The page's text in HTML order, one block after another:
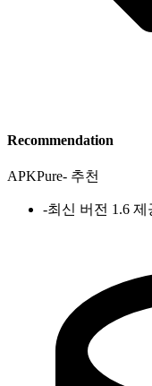
Recommendation
APKPure- 추천
-최신 버전 1.6 제